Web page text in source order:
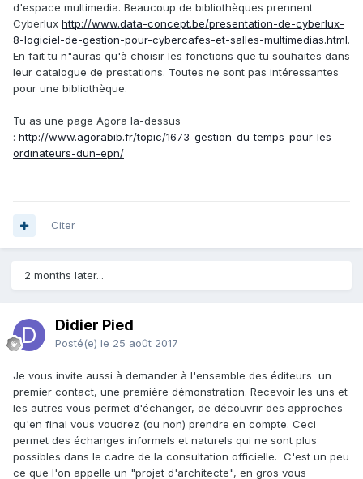
d'espace multimedia. Beaucoup de bibliothèques prennent
Cyberlux http://www.data-concept.be/presentation-de-cyberlux-
8-logiciel-de-gestion-pour-cybercafes-et-salles-multimedias.html.
En fait tu n"auras qu'à choisir les fonctions que tu souhaites dans
leur catalogue de prestations. Toutes ne sont pas intéressantes
pour une bibliothèque.
Tu as une page Agora la-dessus
: http://www.agorabib.fr/topic/1673-gestion-du-temps-pour-les-
ordinateurs-dun-epn/
Citer
2 months later...
Didier Pied
Posté(e) le 25 août 2017
Je vous invite aussi à demander à l'ensemble des éditeurs un
premier contact, une première démonstration. Recevoir les uns et
les autres vous permet d'échanger, de découvrir des approches
qu'en final vous voudrez (ou non) prendre en compte. Ceci
permet des échanges informels et naturels qui ne sont plus
possibles dans le cadre de la consultation officielle. C'est un peu
ce que l'on appelle un "projet d'architecte", en gros vous